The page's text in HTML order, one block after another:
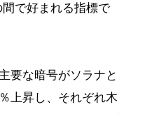
で好まれる指標で
要な暗号がソラナと
上昇し、それぞれ木